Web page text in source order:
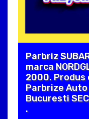
Parbriz
marca
2000.
Parbrize
Bucuresti
.